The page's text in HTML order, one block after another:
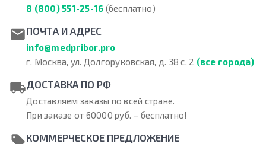
8 (800) 551-25-16 (бесплатно)
ПОЧТА И АДРЕС
info@medpribor.pro
г. Москва, ул. Долгоруковская, д. 38 с. 2 (все города)
ДОСТАВКА ПО РФ
Доставляем заказы по всей стране.
При заказе от 60000 руб. – бесплатно!
КОММЕРЧЕСКОЕ ПРЕДЛОЖЕНИЕ